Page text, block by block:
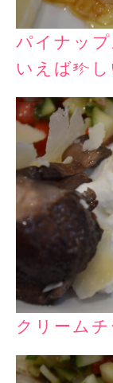
パイナッ
いえば珍し
クリームチ